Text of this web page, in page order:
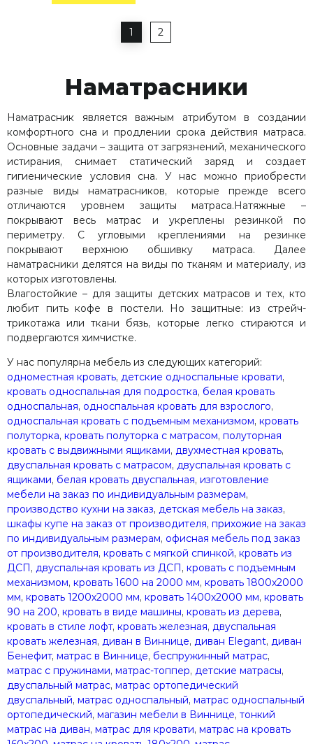
1 2
Наматрасники
Наматрасник является важным атрибутом в создании
комфортного сна и продлении срока действия матраса.
Основные задачи – защита от загрязнений, механического
истирания, снимает статический заряд и создает
гигиенические условия сна. У нас можно приобрести
разные виды наматрасников, которые прежде всего
отличаются уровнем защиты матраса.Натяжные –
покрывают весь матрас и укреплены резинкой по
периметру. С угловыми креплениями на резинке
покрывают верхнюю обшивку матраса. Далее
наматрасники делятся на виды по тканям и материалу, из
которых изготовлены.
Влагостойкие – для защиты детских матрасов и тех, кто
любит пить кофе в постели. Но защитные: из стрейч-
трикотажа или ткани бязь, которые легко стираются и
подвергаются химчистке.
У нас популярна мебель из следующих категорий:
одноместная кровать, детские односпальные кровати,
кровать односпальная для подростка, белая кровать
односпальная, односпальная кровать для взрослого,
односпальная кровать с подъемным механизмом, кровать
полуторка, кровать полуторка с матрасом, полуторная
кровать с выдвижными ящиками, двухместная кровать,
двуспальная кровать с матрасом, двуспальная кровать с
ящиками, белая кровать двуспальная, изготовление
мебели на заказ по индивидуальным размерам,
производство кухни на заказ, детская мебель на заказ,
шкафы купе на заказ от производителя, прихожие на заказ
по индивидуальным размерам, офисная мебель под заказ
от производителя, кровать с мягкой спинкой, кровать из
ДСП, двуспальная кровать из ДСП, кровать с подъемным
механизмом, кровать 1600 на 2000 мм, кровать 1800х2000
мм, кровать 1200х2000 мм, кровать 1400х2000 мм, кровать
90 на 200, кровать в виде машины, кровать из дерева,
кровать в стиле лофт, кровать железная, двуспальная
кровать железная, диван в Виннице, диван Elegant, диван
Бенефит, матрас в Виннице, беспружинный матрас,
матрас с пружинами, матрас-топпер, детские матрасы,
двуспальный матрас, матрас ортопедический
двуспальный, матрас односпальный, матрас односпальный
ортопедический, магазин мебели в Виннице, тонкий
матрас на диван, матрас для кровати, матрас на кровать